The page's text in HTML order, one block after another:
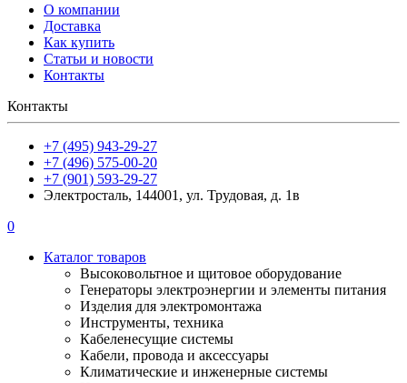
О компании
Доставка
Как купить
Статьи и новости
Контакты
Контакты
+7 (495) 943-29-27
+7 (496) 575-00-20
+7 (901) 593-29-27
Электросталь, 144001, ул. Трудовая, д. 1в
0
Каталог товаров
Высоковольтное и щитовое оборудование
Генераторы электроэнергии и элементы питания
Изделия для электромонтажа
Инструменты, техника
Кабеленесущие системы
Кабели, провода и аксессуары
Климатические и инженерные системы